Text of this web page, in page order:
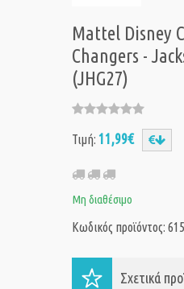
Mattel Disney
Changers -
(JHG27)
Τιμή: 11,99€
Μη διαθέσιμο
Κωδικός προϊόντος:
Σχετικά